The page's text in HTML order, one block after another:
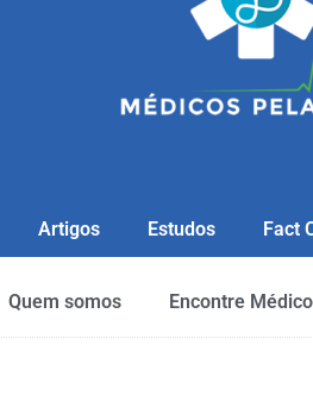
Artigos Estudos Fact
Quem somos Encontre